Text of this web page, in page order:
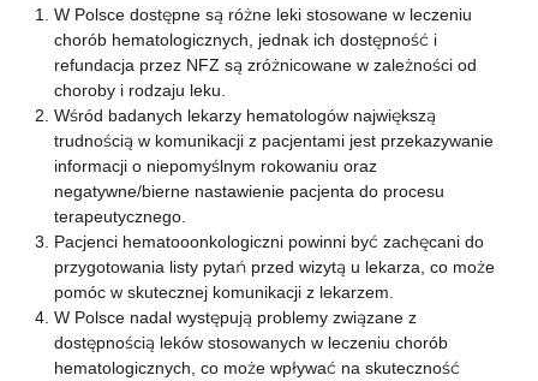
W Polsce dostępne są różne leki stosowane w leczeniu
chorób hematologicznych, jednak ich dostępność i
refundacja przez NFZ są zróżnicowane w zależności od
choroby i rodzaju leku.
Wśród badanych lekarzy hematologów największą
trudnością w komunikacji z pacjentami jest przekazywanie
informacji o niepomyślnym rokowaniu oraz
negatywne/bierne nastawienie pacjenta do procesu
terapeutycznego.
Pacjenci hematooonkologiczni powinni być zachęcani do
przygotowania listy pytań przed wizytą u lekarza, co może
pomóc w skutecznej komunikacji z lekarzem.
W Polsce nadal występują problemy związane z
dostępnością leków stosowanych w leczeniu chorób
hematologicznych, co może wpływać na skuteczność